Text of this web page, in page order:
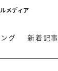
メディア
グ 新着記事